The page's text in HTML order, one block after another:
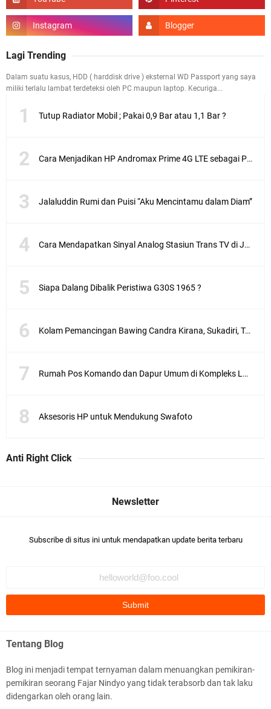
Lagi Trending
Dalam suatu kasus, HDD ( harddisk drive ) eksternal WD Passport yang saya
miliki terlalu lambat terdeteksi oleh PC maupun laptop. Kecuriga...
Tutup Radiator Mobil ; Pakai 0,9 Bar atau 1,1 Bar ?
Cara Menjadikan HP Andromax Prime 4G LTE sebagai Perangkat Wifi Hotspot
Jalaluddin Rumi dan Puisi “Aku Mencintamu dalam Diam”
Cara Mendapatkan Sinyal Analog Stasiun Trans TV di Jakarta
Siapa Dalang Dibalik Peristiwa G30S 1965 ?
Kolam Pemancingan Bawing Candra Kirana, Sukadiri, Tangerang
Rumah Pos Komando dan Dapur Umum di Kompleks Lubang Buaya Jakarta
Aksesoris HP untuk Mendukung Swafoto
Anti Right Click
Subscribe di situs ini untuk mendapatkan update berita terbaru
Tentang Blog
Blog ini menjadi tempat ternyaman dalam menuangkan pemikiran-
pemikiran seorang Fajar Nindyo yang tidak terabsorb dan tak laku
didengarkan oleh orang lain.